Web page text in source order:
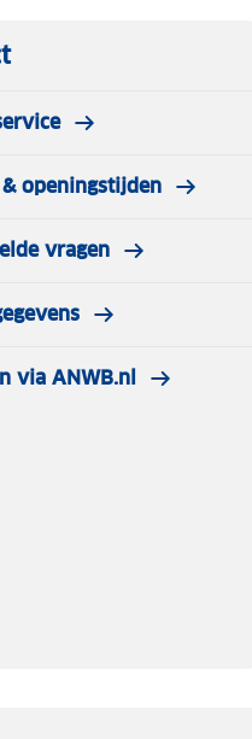
openingstijden
vragen
via ANWB.nl